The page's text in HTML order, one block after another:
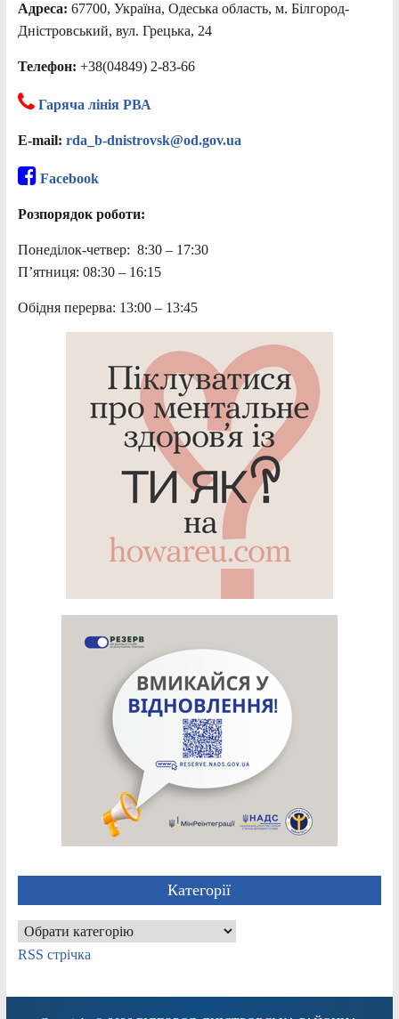
Адреса: 67700, Україна, Одеська область, м. Білгород-
Дністровський, вул. Грецька, 24
Телефон: +38(04849) 2-83-66
Гаряча лінія РВА
E-mail: rda_b-dnistrovsk@od.gov.ua
Facebook
Розпорядок роботи:
Понеділок-четвер: 8:30 – 17:30
П’ятниця: 08:30 – 16:15
Обідня перерва: 13:00 – 13:45
Категорії
Категорії
RSS стрічка